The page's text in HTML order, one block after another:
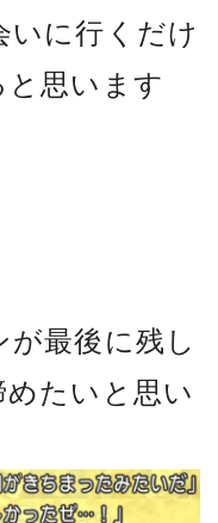
いに行くだけ
思います
最後に残し
たいと思い